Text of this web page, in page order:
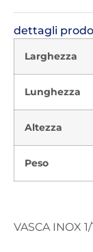
dettagli
Larghezza
Lunghezza
Altezza
Peso
VASCA INOX